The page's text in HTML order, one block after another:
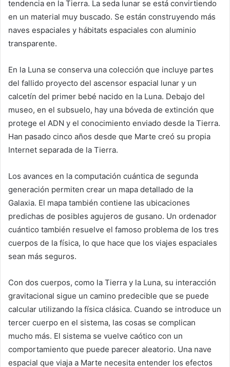
tendencia en la Tierra. La seda lunar se está convirtiendo
en un material muy buscado. Se están construyendo más
naves espaciales y hábitats espaciales con aluminio
transparente.
En la Luna se conserva una colección que incluye partes
del fallido proyecto del ascensor espacial lunar y un
calcetín del primer bebé nacido en la Luna. Debajo del
museo, en el subsuelo, hay una bóveda de extinción que
protege el ADN y el conocimiento enviado desde la Tierra.
Han pasado cinco años desde que Marte creó su propia
Internet separada de la Tierra.
Los avances en la computación cuántica de segunda
generación permiten crear un mapa detallado de la
Galaxia. El mapa también contiene las ubicaciones
predichas de posibles agujeros de gusano. Un ordenador
cuántico también resuelve el famoso problema de los tres
cuerpos de la física, lo que hace que los viajes espaciales
sean más seguros.
Con dos cuerpos, como la Tierra y la Luna, su interacción
gravitacional sigue un camino predecible que se puede
calcular utilizando la física clásica. Cuando se introduce un
tercer cuerpo en el sistema, las cosas se complican
mucho más. El sistema se vuelve caótico con un
comportamiento que puede parecer aleatorio. Una nave
espacial que viaja a Marte necesita entender los efectos